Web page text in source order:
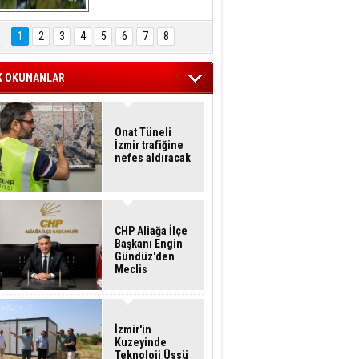
Hasan Eser'in
Objektifinden
1 2 3 4 5 6 7 8
OKUNANLAR
Onat Tüneli
İzmir trafiğine
nefes aldıracak
CHP Aliağa İlçe
Başkanı Engin
Gündüz'den
Meclis
Çağrısı
İzmir'in
Kuzeyinde
Teknoloji Üssü